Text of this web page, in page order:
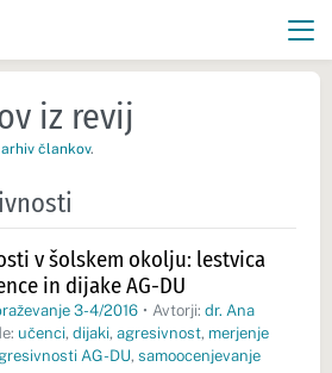
iz revij
člankov.
v šolskem okolju: lestvica
in dijake AG-DU
3-4/2016 • Avtorji: dr. Ana
učenci, dijaki, agresivnost, merjenje
AG-DU, samoocenjevanje